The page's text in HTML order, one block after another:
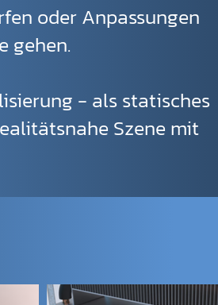
oder Anpassungen
gehen.
- als statisches
Szene mit